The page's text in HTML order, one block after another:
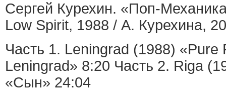
Сергей Курехин. «Поп-
Low Spirit, 1988 / А. Курехина,
Часть 1. Leningrad (1988) «Pure
Leningrad» 8:20 Часть 2. Riga
«Сын» 24:04